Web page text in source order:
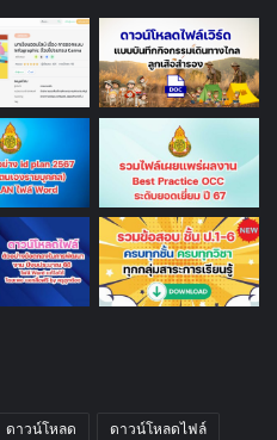
ดาวน์โหลด ดาวน์โหลดไฟล์